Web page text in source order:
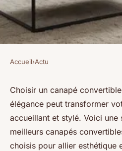
Top 5 canapés
alliant confort et
Benjamin• 10 janvier 2025•7 min
Accueil›Actu
Choisir un canapé
élégance peut transformer
accueillant et stylé. Voici une
meilleurs canapés
choisis pour allier esthétique